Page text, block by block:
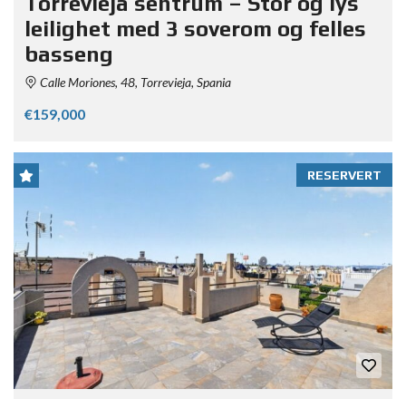
leilighet med 3 soverom og felles
basseng
Calle Moriones, 48, Torrevieja, Spania
€159,000
RESERVERT